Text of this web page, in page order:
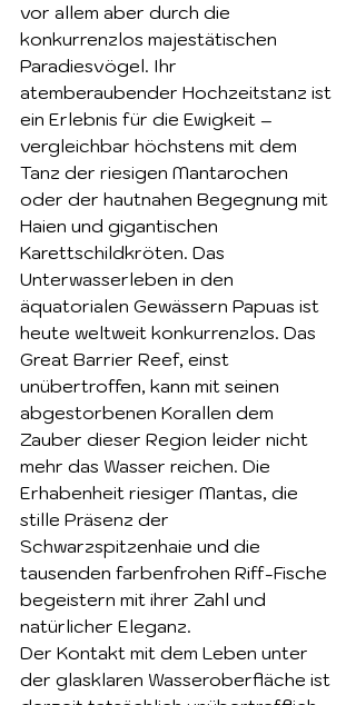
vor allem aber durch die
konkurrenzlos majestätischen
Paradiesvögel. Ihr
atemberaubender Hochzeitstanz ist
ein Erlebnis für die Ewigkeit –
vergleichbar höchstens mit dem
Tanz der riesigen Mantarochen
oder der hautnahen Begegnung mit
Haien und gigantischen
Karettschildkröten. Das
Unterwasserleben in den
äquatorialen Gewässern Papuas ist
heute weltweit konkurrenzlos. Das
Great Barrier Reef, einst
unübertroffen, kann mit seinen
abgestorbenen Korallen dem
Zauber dieser Region leider nicht
mehr das Wasser reichen. Die
Erhabenheit riesiger Mantas, die
stille Präsenz der
Schwarzspitzenhaie und die
tausenden farbenfrohen Riff-Fische
begeistern mit ihrer Zahl und
natürlicher Eleganz.
Der Kontakt mit dem Leben unter
der glasklaren Wasseroberfläche ist